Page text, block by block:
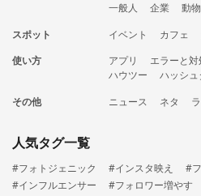
一般人
企業 動物
スポット
イベント カフェ
使い方
アプリ エラーと対
ハウツー
ハッシュ
その他
ニュース ネタ
人気タグ一覧
#フォトジェニック #インスタ映え #
#インフルエンサー
#フォロワー増やす